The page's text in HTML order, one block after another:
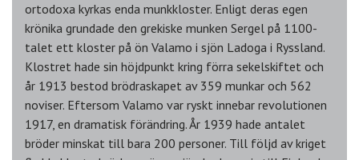
ortodoxa kyrkas enda munkkloster. Enligt deras egen
krönika grundade den grekiske munken Sergel på 1100-
talet ett kloster på ön Valamo i sjön Ladoga i Ryssland.
Klostret hade sin höjdpunkt kring förra sekelskiftet och
år 1913 bestod brödraskapet av 359 munkar och 562
noviser. Eftersom Valamo var ryskt innebar revolutionen
1917, en dramatisk förändring. År 1939 hade antalet
bröder minskat till bara 200 personer. Till följd av kriget